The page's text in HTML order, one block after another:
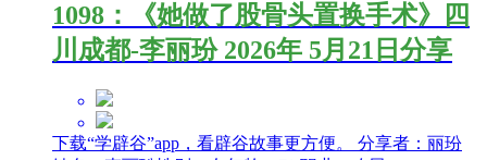
1098：《她做了股骨头置换手术》四
川成都-李丽玢 2026年 5月21日分享
下载“学辟谷”app，看辟谷故事更方便。 分享者：丽玢